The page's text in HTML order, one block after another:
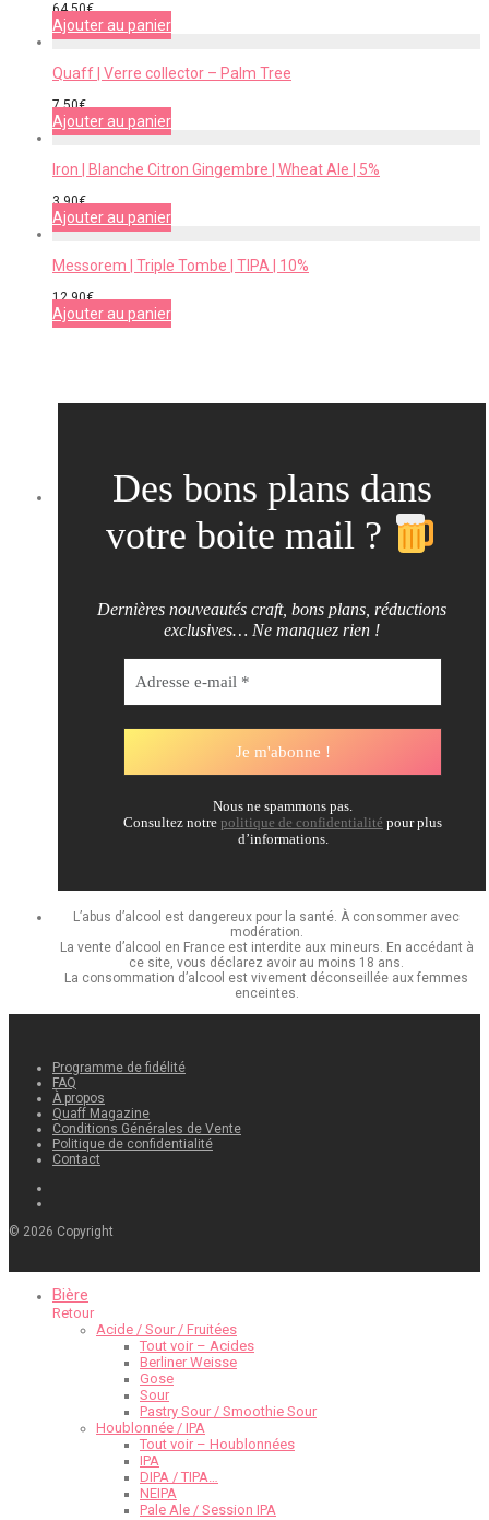
64,50€
Ajouter au panier
Quaff | Verre collector – Palm Tree
7,50€
Ajouter au panier
Iron | Blanche Citron Gingembre | Wheat Ale | 5%
3,90€
Ajouter au panier
Messorem | Triple Tombe | TIPA | 10%
12,90€
Ajouter au panier
Des bons plans dans
votre boite mail ?
Dernières nouveautés craft, bons plans, réductions
exclusives… Ne manquez rien !
Nous ne spammons pas.
Consultez notre politique de confidentialité pour plus
d’informations.
L’abus d’alcool est dangereux pour la santé. À consommer avec
modération.
La vente d’alcool en France est interdite aux mineurs. En accédant à
ce site, vous déclarez avoir au moins 18 ans.
La consommation d’alcool est vivement déconseillée aux femmes
enceintes.
Programme de fidélité
FAQ
À propos
Quaff Magazine
Conditions Générales de Vente
Politique de confidentialité
Contact
© 2026 Copyright
Bière
Retour
Acide / Sour / Fruitées
Tout voir – Acides
Berliner Weisse
Gose
Sour
Pastry Sour / Smoothie Sour
Houblonnée / IPA
Tout voir – Houblonnées
IPA
DIPA / TIPA…
NEIPA
Pale Ale / Session IPA